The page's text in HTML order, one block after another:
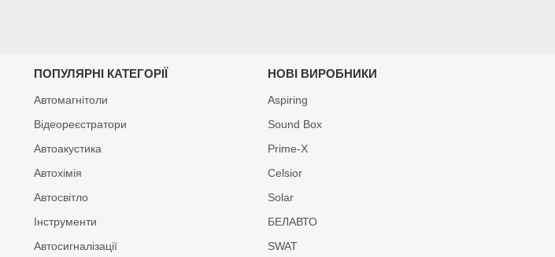
ПОПУЛЯРНІ КАТЕГОРІЇ
Автомагнітоли
Відеореєстратори
Автоакустика
Автохімія
Автосвітло
Інструменти
Автосигналізації
НОВІ ВИРОБНИКИ
Aspiring
Sound Box
Prime-X
Celsior
Solar
БЕЛАВТО
SWAT